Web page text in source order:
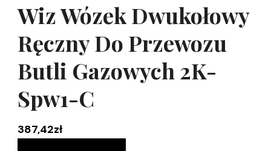
Wiz Wózek Dwukołowy
Ręczny Do Przewozu
Butli Gazowych 2K-
Spw1-C
387,42zł